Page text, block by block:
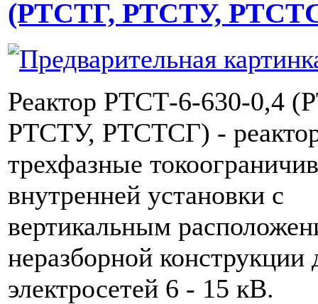
(РТСТГ, РТСТУ,
Реактор РТСТ-6-630-0,4
РТСТУ, РТСТСГ) -
трехфазные
внутренней установки с
вертикальным
неразборной конструкции
электросетей 6 - 15 кВ.